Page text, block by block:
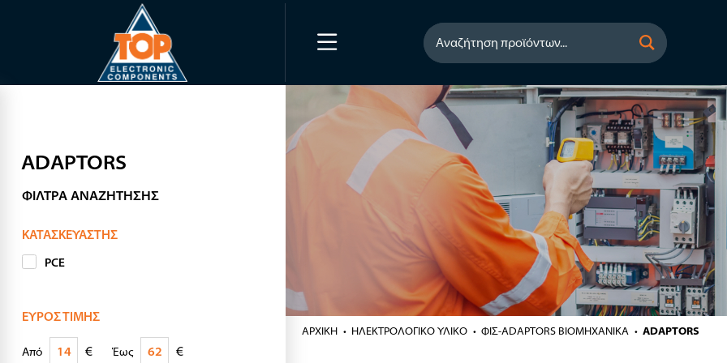
Αναζήτηση προϊόντων...
ΑΡΧΙΚΉ ΗΛΕΚΤΡΟΛΟΓΙΚΟ ΥΛΙΚΟ ΦΙΣ-ADAPTORS ΒΙΟΜΗΧΑΝΙΚΑ ADAPTORS
ADAPTORS
ΦΊΛΤΡΑ ΑΝΑΖΉΤΗΣΗΣ
ΚΑΤΑΣΚΕΥΑΣΤΉΣ
PCE
ΕΎΡΟΣ ΤΙΜΉΣ
Από € Έως €